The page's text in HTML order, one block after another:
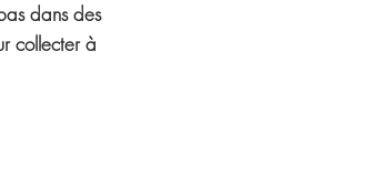
dans des
collecter à